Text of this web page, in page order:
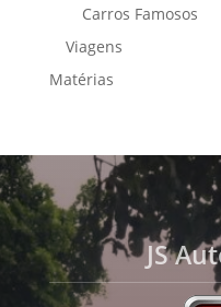
Carros Famosos
Viagens
Matérias
JS